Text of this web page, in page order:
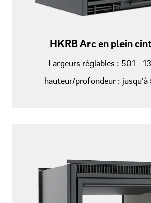
HKRB Arc en plein
Largeurs réglables : 501 -
hauteur/profondeur :